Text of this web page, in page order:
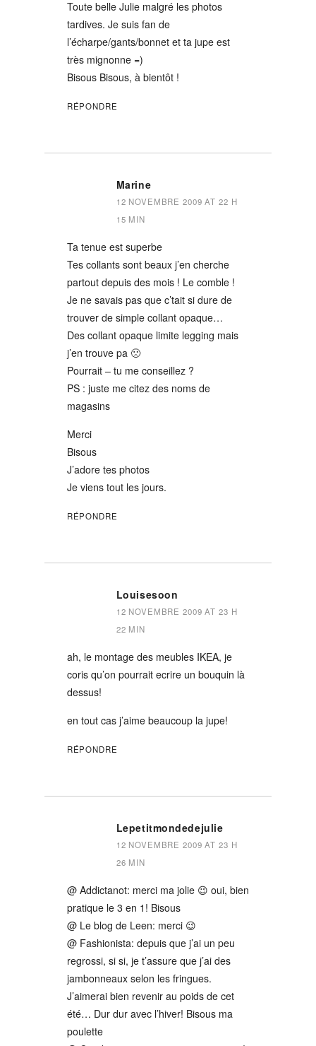
Toute belle Julie malgré les photos
tardives. Je suis fan de
l’écharpe/gants/bonnet et ta jupe est
très mignonne =)
Bisous Bisous, à bientôt !
RÉPONDRE
Marine
12 NOVEMBRE 2009 AT 22 H
15 MIN
Ta tenue est superbe
Tes collants sont beaux j’en cherche
partout depuis des mois ! Le comble !
Je ne savais pas que c’tait si dure de
trouver de simple collant opaque…
Des collant opaque limite legging mais
j’en trouve pa 🙁
Pourrait – tu me conseillez ?
PS : juste me citez des noms de
magasins
Merci
Bisous
J’adore tes photos
Je viens tout les jours.
RÉPONDRE
Louisesoon
12 NOVEMBRE 2009 AT 23 H
22 MIN
ah, le montage des meubles IKEA, je
coris qu’on pourrait ecrire un bouquin là
dessus!
en tout cas j’aime beaucoup la jupe!
RÉPONDRE
Lepetitmondedejulie
12 NOVEMBRE 2009 AT 23 H
26 MIN
@ Addictanot: merci ma jolie 😉 oui, bien
pratique le 3 en 1! Bisous
@ Le blog de Leen: merci 😉
@ Fashionista: depuis que j’ai un peu
regrossi, si si, je t’assure que j’ai des
jambonneaux selon les fringues.
J’aimerai bien revenir au poids de cet
été… Dur dur avec l’hiver! Bisous ma
poulette